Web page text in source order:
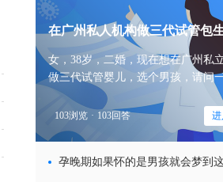
在广州私人机构做三代试管包
女，38岁，二婚，现在想在广州私
做三代试管婴儿，选个男孩，请问
家，在广州私人机构做三代试管包
价格一般多少钱？
103浏览 · 103回答
孕晚期如果怀的是男孩就会梦到